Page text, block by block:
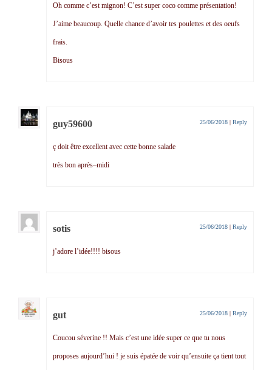
Oh comme c’est mignon! C’est super coco comme présentation!
J’aime beaucoup. Quelle chance d’avoir tes poulettes et des oeufs
frais.
Bisous
guy59600 25/06/2018 | Reply
ç doit être excellent avec cette bonne salade
très bon après–midi
sotis 25/06/2018 | Reply
j’adore l’idée!!!! bisous
gut 25/06/2018 | Reply
Coucou séverine !! Mais c’est une idée super ce que tu nous
proposes aujourd’hui ! je suis épatée de voir qu’ensuite ça tient tout